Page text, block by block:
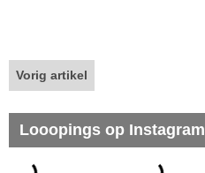
Vorig artikel
Looopings op Instagram